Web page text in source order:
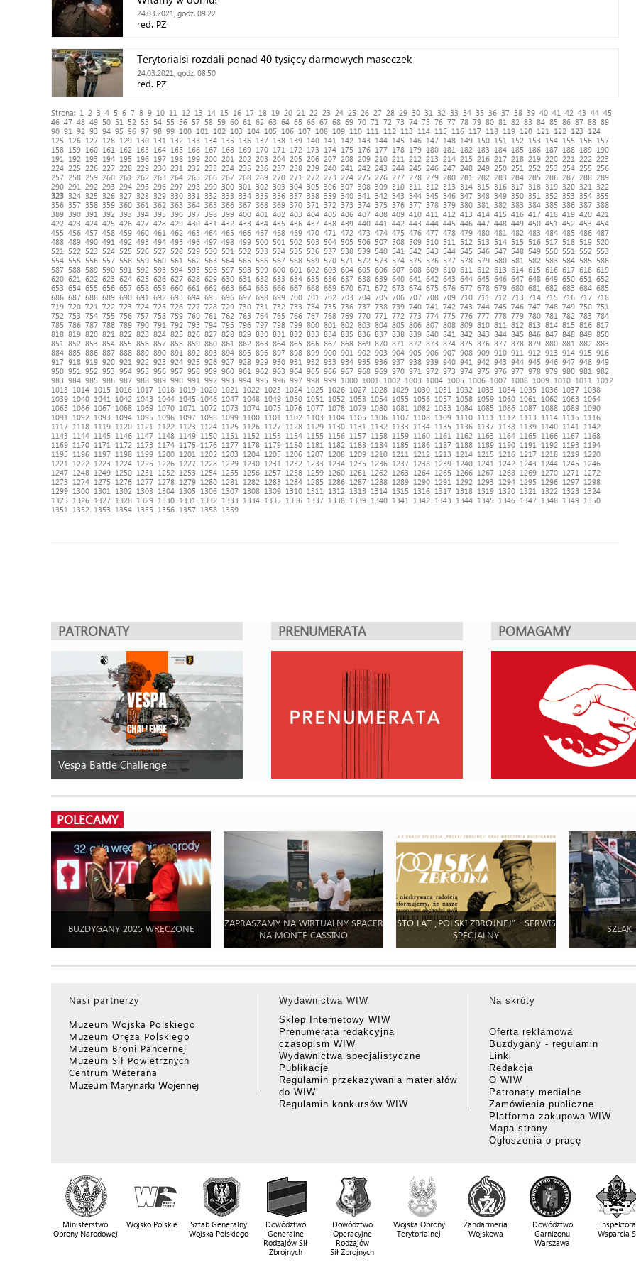
24.03.2021, godz. 09:22
red. PZ
Terytorialsi rozdali ponad 40 tysięcy darmowych maseczek
24.03.2021, godz. 08:50
red. PZ
Strona: 1 2 3 4 5 6 7 8 9 10 11 12 13 14 15 16 17 18 19 20 21 22 23 24 25 26 27 28 29 30 31 32 33 34 35 36 37 38 39 40 41 42 43 44 45
46 47 48 49 50 51 52 53 54 55 56 57 58 59 60 61 62 63 64 65 66 67 68 69 70 71 72 73 74 75 76 77 78 79 80 81 82 83 84 85 86 87 88 89
90 91 92 93 94 95 96 97 98 99 100 101 102 103 104 105 106 107 108 109 110 111 112 113 114 115 116 117 118 119 120 121 122 123
124
125
126 127 128 129 130 131 132 133 134 135 136 137 138 139 140 141 142 143 144 145 146 147 148 149 150 151 152 153 154 155 156 157
158 159 160 161 162 163 164 165 166 167 168 169 170 171 172 173 174 175 176 177 178 179 180 181 182 183 184 185 186 187 188 189 190
191
192 193 194 195 196 197 198 199 200 201 202 203 204 205 206 207 208 209 210 211 212 213 214 215 216 217 218 219 220 221 222
223
224 225 226 227 228 229 230 231 232 233 234 235 236 237 238 239 240 241 242 243 244 245 246 247 248 249 250 251 252 253 254 255
256
257 258 259 260 261 262 263 264 265 266 267 268 269 270 271 272 273 274 275 276 277 278 279 280 281 282 283 284 285 286 287 288 289
290 291 292 293 294 295 296 297 298 299 300 301 302 303 304 305 306 307 308 309 310 311 312 313 314 315 316 317 318 319 320 321
322
323 324 325 326 327 328 329 330 331 332 333 334 335 336 337 338 339 340 341 342 343 344 345 346 347 348 349 350 351 352 353 354 355
356 357 358 359 360 361 362 363 364 365 366 367 368 369 370 371 372 373 374 375 376 377 378 379 380 381 382 383 384 385 386 387 388
389 390 391 392 393 394 395 396 397 398 399 400 401 402 403 404 405 406 407 408 409 410 411 412 413 414 415 416 417 418 419 420 421
422 423 424 425 426 427 428 429 430 431 432 433 434 435 436 437 438 439 440 441 442 443 444 445 446 447 448 449 450 451 452 453 454
455 456 457 458 459 460 461 462 463 464 465 466 467 468 469 470 471 472 473 474 475 476 477 478 479 480 481 482 483 484 485 486 487
488 489 490 491 492 493 494 495 496 497 498 499 500 501 502 503 504 505 506 507 508 509 510 511 512 513 514 515 516 517 518 519 520
521
522 523 524 525 526 527 528 529 530 531 532 533 534 535 536 537 538 539 540 541 542 543 544 545 546 547 548 549 550 551 552
553
554 555 556 557 558 559 560 561 562 563 564 565 566 567 568 569 570 571 572 573 574 575 576 577 578 579 580 581 582 583 584 585
586
587 588 589 590 591 592 593 594 595 596 597 598 599 600 601 602 603 604 605 606 607 608 609 610 611 612 613 614 615 616 617 618 619
620 621 622 623 624 625 626 627 628 629 630 631 632 633 634 635 636 637 638 639 640 641 642 643 644 645 646 647 648 649 650 651
652
653 654 655 656 657 658 659 660 661 662 663 664 665 666 667 668 669 670 671 672 673 674 675 676 677 678 679 680 681 682 683 684 685
686 687 688 689 690 691 692 693 694 695 696 697 698 699 700 701 702 703 704 705 706 707 708 709 710 711 712 713 714 715 716 717 718
719 720 721 722 723 724 725 726 727 728 729 730 731 732 733 734 735 736 737 738 739 740 741 742 743 744 745 746 747 748 749 750 751
752 753 754 755 756 757 758 759 760 761 762 763 764 765 766 767 768 769 770 771 772 773 774 775 776 777 778 779 780 781 782 783 784
785 786 787 788 789 790 791 792 793 794 795 796 797 798 799 800 801 802 803 804 805 806 807 808 809 810 811 812 813 814 815 816 817
818 819 820 821 822 823 824 825 826 827 828 829 830 831 832 833 834 835 836 837 838 839 840 841 842 843 844 845 846 847 848 849 850
851
852 853 854 855 856 857 858 859 860 861 862 863 864 865 866 867 868 869 870 871 872 873 874 875 876 877 878 879 880 881 882 883
884 885 886 887 888 889 890 891 892 893 894 895 896 897 898 899 900 901 902 903 904 905 906 907 908 909 910 911 912 913 914 915 916
917 918 919 920 921 922 923 924 925 926 927 928 929 930 931 932 933 934 935 936 937 938 939 940 941 942 943 944 945 946 947 948 949
950 951 952 953 954 955 956 957 958 959 960 961 962 963 964 965 966 967 968 969 970 971 972 973 974 975 976 977 978 979 980 981
982
983 984 985 986 987 988 989 990 991 992 993 994 995 996 997 998 999 1000 1001 1002 1003 1004 1005 1006 1007 1008 1009 1010 1011
1012
1013
1014 1015 1016 1017 1018 1019 1020 1021 1022 1023 1024 1025 1026 1027 1028 1029 1030 1031 1032 1033 1034 1035 1036 1037 1038
1039 1040 1041 1042 1043 1044 1045 1046 1047 1048 1049 1050 1051 1052 1053 1054 1055 1056 1057 1058 1059 1060 1061 1062 1063
1064
1065
1066 1067 1068 1069 1070 1071 1072 1073 1074 1075 1076 1077 1078 1079 1080 1081 1082 1083 1084 1085 1086 1087 1088 1089 1090
1091
1092 1093 1094 1095 1096 1097 1098 1099 1100 1101 1102 1103 1104 1105 1106 1107 1108 1109 1110 1111 1112 1113 1114 1115
1116
1117 1118 1119 1120 1121 1122 1123 1124 1125 1126 1127 1128 1129 1130 1131 1132 1133 1134 1135 1136 1137 1138 1139 1140 1141
1142
1143
1144 1145 1146 1147 1148 1149 1150 1151 1152 1153 1154 1155 1156 1157 1158 1159 1160 1161 1162 1163 1164 1165 1166 1167 1168
1169 1170 1171 1172 1173 1174 1175 1176 1177 1178 1179 1180 1181 1182 1183 1184 1185 1186 1187 1188 1189 1190 1191 1192 1193
1194
1195
1196 1197 1198 1199 1200 1201 1202 1203 1204 1205 1206 1207 1208 1209 1210 1211 1212 1213 1214 1215 1216 1217 1218 1219 1220
1221
1222 1223 1224 1225 1226 1227 1228 1229 1230 1231 1232 1233 1234 1235 1236 1237 1238 1239 1240 1241 1242 1243 1244 1245
1246
1247 1248 1249 1250 1251 1252 1253 1254 1255 1256 1257 1258 1259 1260 1261 1262 1263 1264 1265 1266 1267 1268 1269 1270 1271
1272
1273
1274 1275 1276 1277 1278 1279 1280 1281 1282 1283 1284 1285 1286 1287 1288 1289 1290 1291 1292 1293 1294 1295 1296 1297 1298
1299 1300 1301 1302 1303 1304 1305 1306 1307 1308 1309 1310 1311 1312 1313 1314 1315 1316 1317 1318 1319 1320 1321 1322 1323
1324
1325
1326 1327 1328 1329 1330 1331 1332 1333 1334 1335 1336 1337 1338 1339 1340 1341 1342 1343 1344 1345 1346 1347 1348 1349 1350
1351
1352 1353 1354 1355 1356 1357 1358 1359
PATRONATY
Vespa Battle Challenge
PRENUMERATA POMAGAMY
POLECAMY
BUZDYGANY 2025 WRĘCZONE
ZAPRASZAMY NA WIRTUALNY SPACER
NA MONTE CASSINO
STO LAT „POLSKI ZBROJNEJ” - SERWIS
SPECJALNY
SZLAK
Nasi partnerzy
Muzeum Wojska Polskiego
Muzeum Oręża Polskiego
Muzeum Broni Pancernej
Muzeum Sił Powietrznych
Centrum Weterana
Muzeum Marynarki Wojennej
Wydawnictwa WIW
Sklep Internetowy WIW
Prenumerata redakcyjna
czasopism WIW
Wydawnictwa specjalistyczne
Publikacje
Regulamin przekazywania materiałów
do WIW
Regulamin konkursów WIW
Na skróty
Oferta reklamowa
Buzdygany - regulamin
Linki
Redakcja
O WIW
Patronaty medialne
Zamówienia publiczne
Platforma zakupowa WIW
Mapa strony
Ogłoszenia o pracę
Ministerstwo
Obrony Narodowej
Wojsko Polskie
Sztab Generalny
Wojska Polskiego
Dowództwo
Generalne
Rodzajów Sił
Zbrojnych
Dowództwo
Operacyjne
Rodzajów
Sił Zbrojnych
Wojska Obrony
Terytorialnej
Żandarmeria
Wojskowa
Dowództwo
Garnizonu
Warszawa
Wsparcia